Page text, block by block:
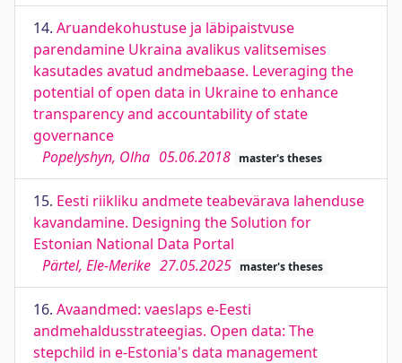
14. Aruandekohustuse ja läbipaistvuse
parendamine Ukraina avalikus valitsemises
kasutades avatud andmebaase. Leveraging the
potential of open data in Ukraine to enhance
transparency and accountability of state
governance
Popelyshyn, Olha 05.06.2018 master's theses
15. Eesti riikliku andmete teabevärava lahenduse
kavandamine. Designing the Solution for
Estonian National Data Portal
Pärtel, Ele-Merike 27.05.2025 master's theses
16. Avaandmed: vaeslaps e-Eesti
andmehaldusstrateegias. Open data: The
stepchild in e-Estonia's data management